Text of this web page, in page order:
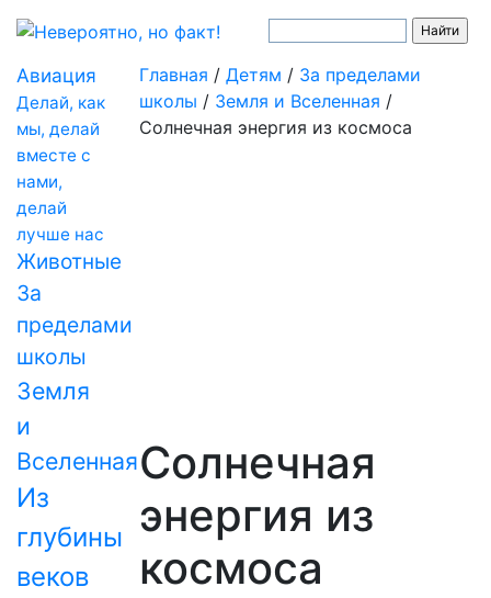
Авиация
Делай, как
мы, делай
вместе с
нами,
делай
лучше нас
Животные
За
пределами
школы
Земля
и
Вселенная
Из
глубины
веков
Главная / Детям / За пределами
школы / Земля и Вселенная /
Солнечная энергия из космоса
Солнечная
энергия из
космоса